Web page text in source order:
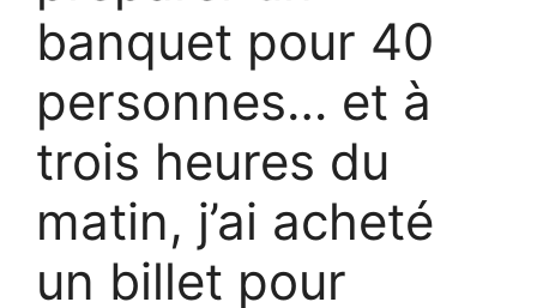
banquet pour 40
personnes… et à
trois heures du
matin, j’ai acheté
un billet pour